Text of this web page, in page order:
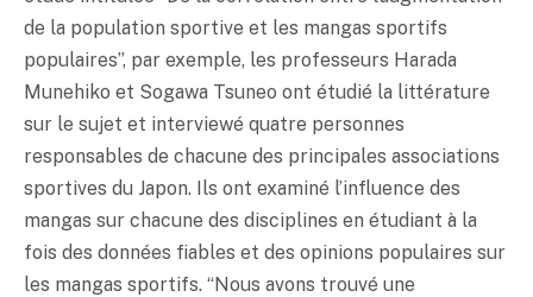
de la population sportive et les mangas sportifs
populaires”, par exemple, les professeurs Harada
Munehiko et Sogawa Tsuneo ont étudié la littérature
sur le sujet et interviewé quatre personnes
responsables de chacune des principales associations
sportives du Japon. Ils ont examiné l’influence des
mangas sur chacune des disciplines en étudiant à la
fois des données fiables et des opinions populaires sur
les mangas sportifs. “Nous avons trouvé une